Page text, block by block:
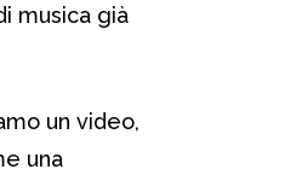
musica già
un video,
una